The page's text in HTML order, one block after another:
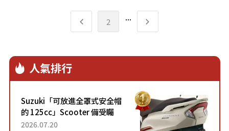
源自Super Taikyu超級耐久系列賽事經
驗的排檔桿結構，讓換檔操作更加順暢。
2 ...
人氣排行
Suzuki「可放進全罩式安全帽
的 125cc」Scooter 備受矚
目！採用全新流線設計與各項
2026.07.20